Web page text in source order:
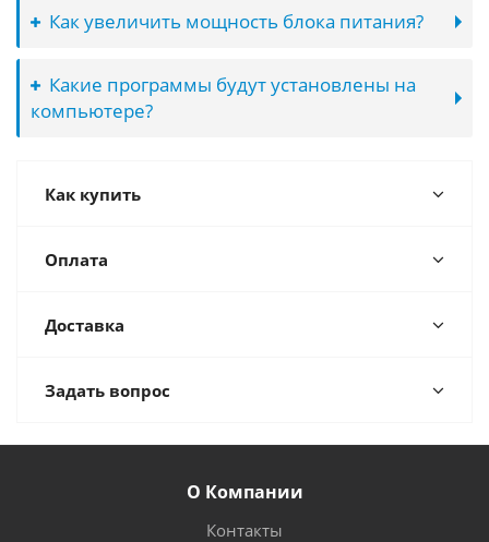
Как увеличить мощность блока питания?
Какие программы будут установлены на
компьютере?
Как купить
Оплата
Доставка
Задать вопрос
О Компании
Контакты